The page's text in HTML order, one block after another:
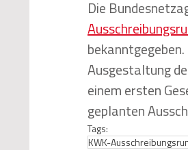
Regulierung
Telekommunikation
Die
Ausgestaltung
einem ersten
geplanten
Tags:
KWK-